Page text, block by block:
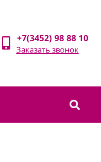
+7(3452) 98 88 10
Заказать звонок